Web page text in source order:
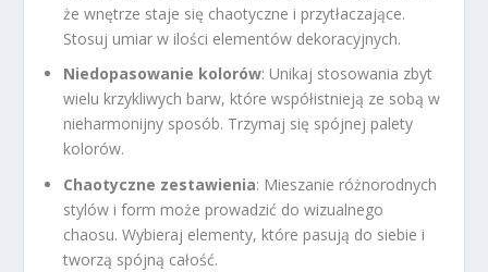
że wnętrze staje się chaotyczne i przytłaczające.
Stosuj umiar w ilości elementów dekoracyjnych.
Niedopasowanie kolorów: Unikaj stosowania zbyt
wielu krzykliwych barw, które współistnieją ze sobą w
nieharmonijny sposób. Trzymaj się spójnej palety
kolorów.
Chaotyczne zestawienia: Mieszanie różnorodnych
stylów i form może prowadzić do wizualnego
chaosu. Wybieraj elementy, które pasują do siebie i
tworzą spójną całość.